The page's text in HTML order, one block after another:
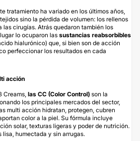
tratamiento ha variado en los últimos años,
sino la pérdida de volumen: los rellenos
las cirugías. Atrás quedaron también los
lo ocuparon las sustancias reabsorbibles
hialurónico) que, si bien son de acción
perfeccionar los resultados en cada
acción
Creams, las CC (Color Control) son la
los principales mercados del sector,
multi acción hidratan, protegen, cubren
color a la piel. Su fórmula incluye
solar, texturas ligeras y poder de nutrición.
lisa, humectada y sin arrugas.